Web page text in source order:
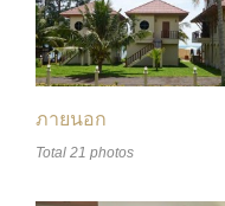
ภายนอก
Total 21 photos